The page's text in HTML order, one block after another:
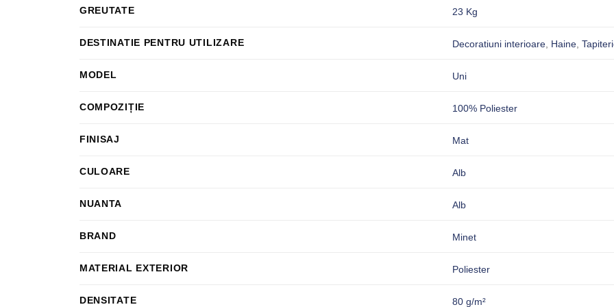
GREUTATE 23 Kg
DESTINATIE PENTRU UTILIZARE Decoratiuni interioare, Haine,
MODEL Uni
COMPOZIȚIE 100% Poliester
FINISAJ Mat
CULOARE Alb
NUANTA Alb
BRAND Minet
MATERIAL EXTERIOR Poliester
DENSITATE 80 g/m²